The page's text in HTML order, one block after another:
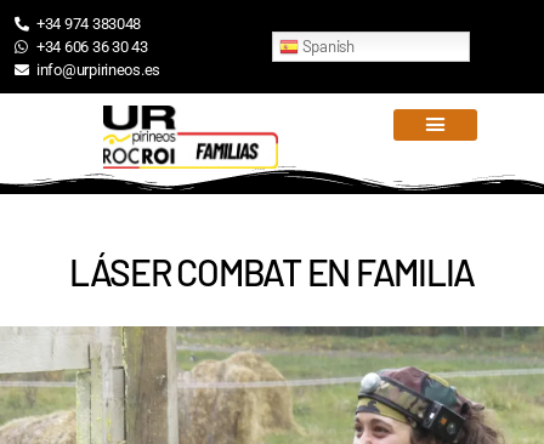
+34 974 383048
+34 606 36 30 43
info@urpirineos.es
Spanish
LÁSER COMBAT EN FAMILIA